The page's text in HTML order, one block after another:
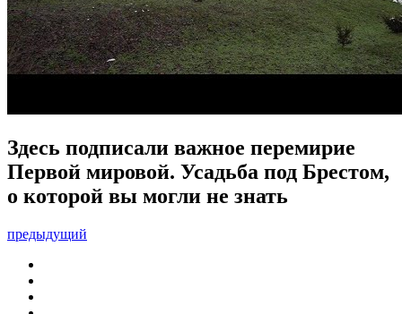
Здесь подписали важное перемирие
Первой мировой. Усадьба под Брестом,
о которой вы могли не знать
предыдущий